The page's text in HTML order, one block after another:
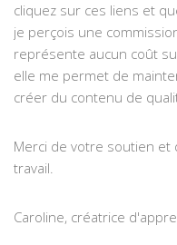
cliquez sur ces liens et
je perçois une
représente aucun coût
elle me permet de
créer du contenu de
Merci de votre soutien et
travail.
Caroline, créatrice